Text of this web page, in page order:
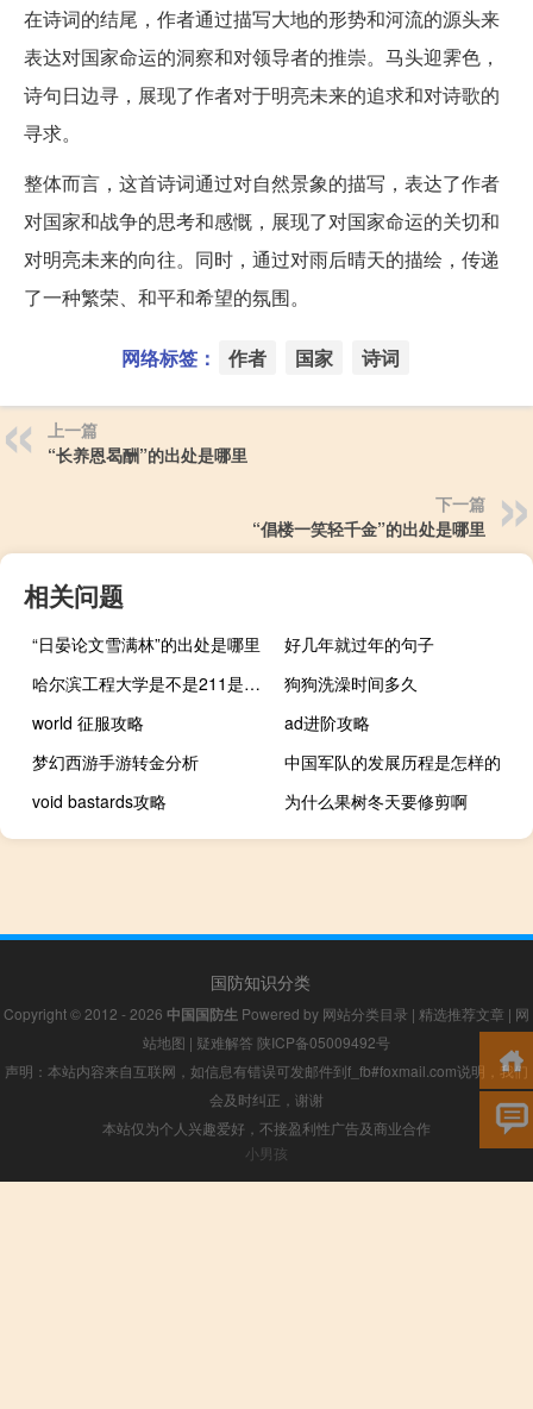
在诗词的结尾，作者通过描写大地的形势和河流的源头来
表达对国家命运的洞察和对领导者的推崇。马头迎霁色，
诗句日边寻，展现了作者对于明亮未来的追求和对诗歌的
寻求。
整体而言，这首诗词通过对自然景象的描写，表达了作者
对国家和战争的思考和感慨，展现了对国家命运的关切和
对明亮未来的向往。同时，通过对雨后晴天的描绘，传递
了一种繁荣、和平和希望的氛围。
网络标签： 作者 国家 诗词
上一篇
“长养恩曷酬”的出处是哪里
下一篇
“倡楼一笑轻千金”的出处是哪里
相关问题
“日晏论文雪满林”的出处是哪里
好几年就过年的句子
哈尔滨工程大学是不是211是不是985
狗狗洗澡时间多久
world 征服攻略
ad进阶攻略
梦幻西游手游转金分析
中国军队的发展历程是怎样的
void bastards攻略
为什么果树冬天要修剪啊
国防知识分类
Copyright © 2012 - 2026 中国国防生 Powered by 网站分类目录 | 精选推荐文章 | 网
站地图 | 疑难解答 陕ICP备05009492号
声明：本站内容来自互联网，如信息有错误可发邮件到f_fb#foxmail.com说明，我们
会及时纠正，谢谢
本站仅为个人兴趣爱好，不接盈利性广告及商业合作
小男孩